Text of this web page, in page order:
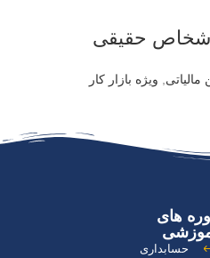
اشخاص حقیقی
مالیاتی
ویژه بازار کار
های
حسابداری